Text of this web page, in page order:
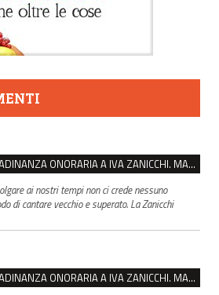
VENTASSO, SÌ ALLA CITTADINANZA ONORARIA A IVA ZANICCHI. MA BARGIACCHI: “È DI PESSIMO GUSTO”
ai nostri tempi non ci crede nessuno
di cantare vecchio e superato. La Zanicchi
VENTASSO, SÌ ALLA CITTADINANZA ONORARIA A IVA ZANICCHI. MA BARGIACCHI: “È DI PESSIMO GUSTO”